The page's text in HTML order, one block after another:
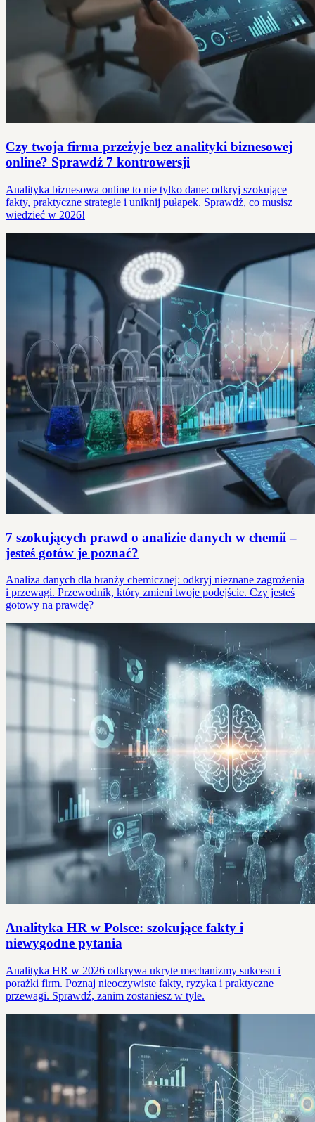
Czy twoja firma przeżyje bez analityki biznesowej
online? Sprawdź 7 kontrowersji
Analityka biznesowa online to nie tylko dane: odkryj szokujące
fakty, praktyczne strategie i uniknij pułapek. Sprawdź, co musisz
wiedzieć w 2026!
7 szokujących prawd o analizie danych w chemii –
jesteś gotów je poznać?
Analiza danych dla branży chemicznej: odkryj nieznane zagrożenia
i przewagi. Przewodnik, który zmieni twoje podejście. Czy jesteś
gotowy na prawdę?
Analityka HR w Polsce: szokujące fakty i
niewygodne pytania
Analityka HR w 2026 odkrywa ukryte mechanizmy sukcesu i
porażki firm. Poznaj nieoczywiste fakty, ryzyka i praktyczne
przewagi. Sprawdź, zanim zostaniesz w tyle.